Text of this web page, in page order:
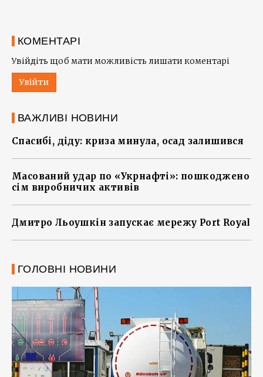
КОМЕНТАРІ
Увійдіть щоб мати можливість лишати коментарі
Увійти
ВАЖЛИВІ НОВИНИ
Спасибі, діду: криза минула, осад залишився
Масований удар по «Укрнафті»: пошкоджено
сім виробничих активів
Дмитро Льоушкін запускає мережу Port Royal
ГОЛОВНІ НОВИНИ